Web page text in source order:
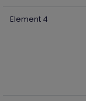
Element 4